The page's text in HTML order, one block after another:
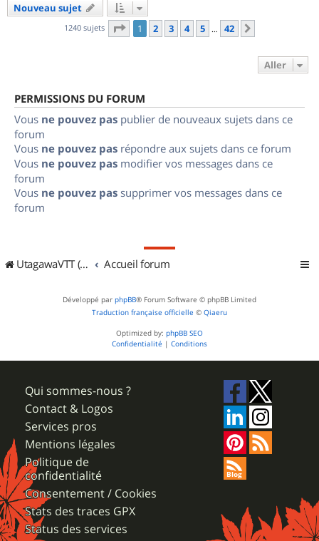
Nouveau sujet
1240 sujets Page 1sur
1 2 3 4 5 … 42
Aller
PERMISSIONS DU FORUM
Vous ne pouvez pas publier de nouveaux sujets dans ce
forum
Vous ne pouvez pas répondre aux sujets dans ce forum
Vous ne pouvez pas modifier vos messages dans ce
forum
Vous ne pouvez pas supprimer vos messages dans ce
forum
UtagawaVTT (Randos VTT et VTTAE avec traces GPS) Accueil forum
Développé par phpBB® Forum Software © phpBB Limited
Traduction française officielle © Qiaeru
Optimized by: phpBB SEO
Confidentialité | Conditions
Qui sommes-nous ?
Contact & Logos
Services pros
Mentions légales
Politique de
confidentialité
Consentement / Cookies
Stats des traces GPX
Status des services